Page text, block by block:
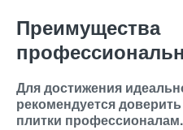
Преимущества
Для достижения
рекомендуется
плитки профессионалам.